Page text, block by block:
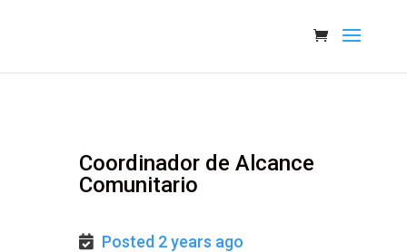
Coordinador de Alcance
Comunitario
Posted 2 years ago